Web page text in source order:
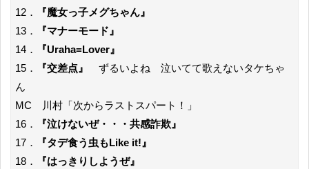
12．
『魔女っ子メグちゃん』
13．
『マナーモード』
14．
『Uraha=Lover』
15．
『交差点』
ずるいよね 泣いてて歌えないタケちゃ
ん
MC 川村「次からラストスパート！」
16．
『泣けないぜ・・・共感詐欺』
17．
『タデ食う虫もLike it!』
18．
『はっきりしようぜ』